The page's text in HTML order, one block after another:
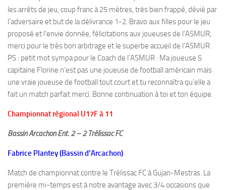
les arrêts de jeu, coup franc à 25 mètres, très bien frappé, dévié par
l’adversaire et but de la délivrance 1-2. Bravo aux filles pour le jeu
proposé et l’envie donnée, félicitations aux joueuses de l’ASMUR,
merci pour le très bon arbitrage et le superbe accueil de l’ASMUR.
PS : petit mot sympa pour le Coach de l’ASMUR : Ma joueuse 5
capitaine Florine n’est pas une joueuse de football américain mais
une vraie joueuse de football tout court et tu reconnaîtra qu’elle a
fait un match parfait merci. Bonne continuation à toi et ton équipe.
Championnat régional U17F à 11
Bassin Arcachon Ent. 2 – 2 Trélissac FC
Fabrice Plantey (Bassin d’Arcachon)
Match de championnat contre le Trélissac FC à Gujan-Mestras. La
première mi-temps est à notre avantage avec 3/4 occasions que